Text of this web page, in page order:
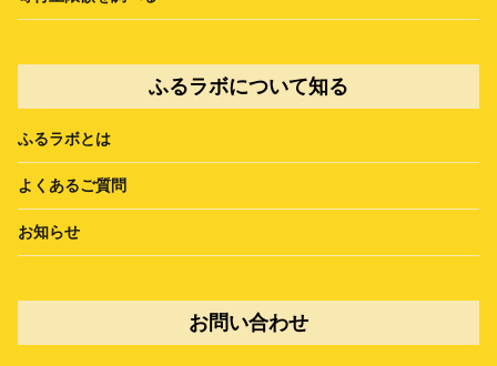
ふるラボについて知る
ふるラボとは
よくあるご質問
お知らせ
お問い合わせ